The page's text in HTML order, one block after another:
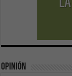
Opinión